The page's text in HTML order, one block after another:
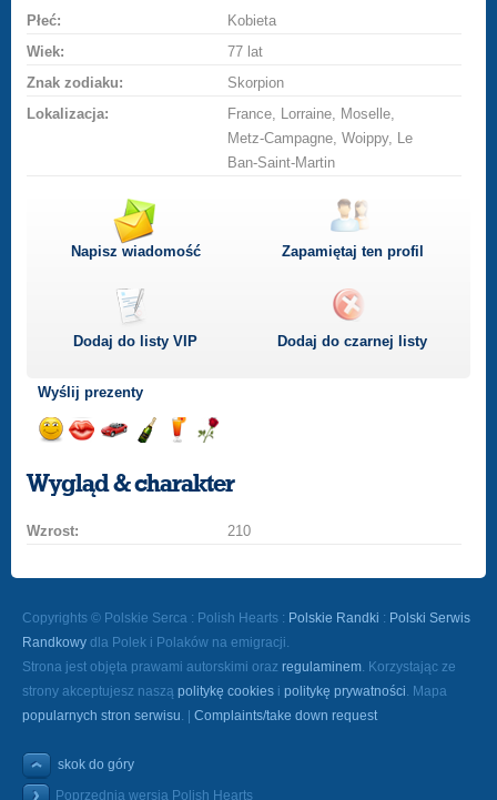
Płeć:
Kobieta
Wiek:
77 lat
Znak zodiaku:
Skorpion
Lokalizacja:
France, Lorraine, Moselle,
Metz-Campagne, Woippy, Le
Ban-Saint-Martin
Napisz wiadomość Zapamiętaj ten profil
Dodaj do listyVIP Dodaj do czarnej listy
Wyślij prezenty
uśmiech
buziakasamochodem
szampana
drinka
różę
Wygląd & charakter
Wzrost: 210
Copyrights © Polskie Serca : Polish Hearts : Polskie Randki : Polski Serwis
Randkowy dla Polek i Polaków na emigracji.
Strona jest objęta prawami autorskimi oraz regulaminem. Korzystając ze
strony akceptujesz naszą politykę cookies i politykę prywatności. Mapa
popularnych stron serwisu. | Complaints/take down request
skok do góry
Poprzednia wersja Polish Hearts